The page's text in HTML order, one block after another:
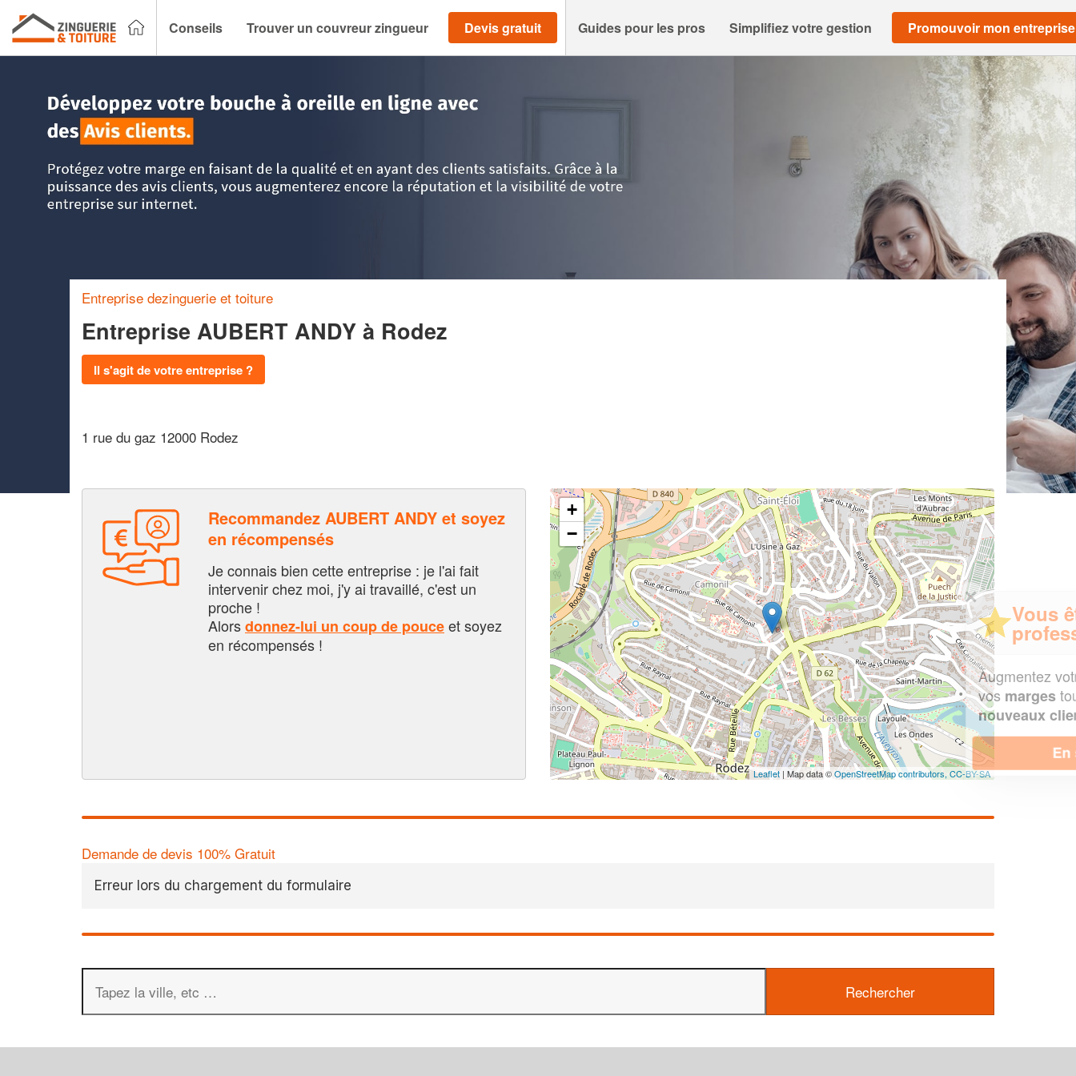
Conseils Trouver un couvreur zingueur Devis gratuit Guides pour les pros Simplifiez votre gestion Promouvoir mon entreprise
Entreprise dezinguerie et toiture
Entreprise AUBERT ANDY à Rodez
Il s'agit de votre entreprise ?
1 rue du gaz 12000 Rodez
Recommandez AUBERT ANDY et soyez
en récompensés
Je connais bien cette entreprise : je l'ai fait
intervenir chez moi, j'y ai travaillé, c'est un
proche !
Alorsdonnez-lui un coup de pouceet soyez
en récompensés !
+
−
Leaflet | Map data ©OpenStreetMap contributors, CC-BY-SA
Demande de devis 100% Gratuit
Erreur lors du chargement du formulaire
✕
Vous êtes un
professionnel ?
Augmentez votrechiffre d'affaireset
vosmargestout en gagnant de
nouveaux clients!
En savoir plus